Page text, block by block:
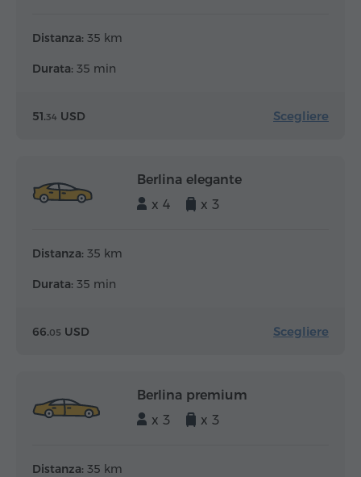
Distanza: 35 km
Durata: 35 min
51.34 USD Scegliere
Berlina elegante
x 4
x 3
Distanza: 35 km
Durata: 35 min
66.05 USD Scegliere
Berlina premium
x 3
x 3
Distanza: 35 km